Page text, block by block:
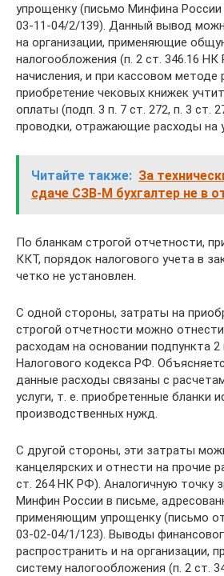
упрощенку (письмо Минфина
03-11-04/2/139). Данный вывод
на организации, применяющие
налогообложения (п. 2 ст. 346.16
начисления, и при кассовом методе
приобретение чековых книжек
оплаты (подп. 3 п. 7 ст. 272, п. 3 ст.
проводки, отражающие расходы на
Читайте также: За
сдаче СЗВ-М бухгалтер не в
По бланкам строгой отчетности,
ККТ, порядок налогового учета в
четко не установлен.
С одной стороны, затраты на
строгой отчетности можно
расходам на основании подпункта 2
Налогового кодекса РФ.
данные расходы связаны с
услуги, т. е. приобретенные бланки
производственных нужд.
С другой стороны, эти затраты
канцелярских и отнести на прочие
ст. 264 НК РФ). Аналогичную точку
Минфин России в письме,
применяющим упрощенку (письмо
03-02-04/1/123). Выводы
распространить и на
систему налогообложения (п. 2 ст.